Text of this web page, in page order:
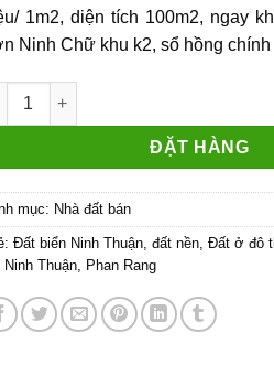
1m2, diện tích 100m2, ngay
Ninh Chữ khu k2, sổ hồng chính
đất biển Ninh Thuận 100m2 full
ĐẶT HÀNG
mục: Nhà đất bán
Đất biển Ninh Thuận, đất nền, Đất ở đô
Ninh Thuận, Phan Rang